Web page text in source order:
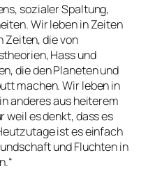
sozialer Spaltung,
Wir leben in Zeiten
Zeiten, die von
Hass und
die den Planeten und
machen. Wir leben in
anderes aus heiterem
weil es denkt, dass es
ist es einfach
und Fluchten in